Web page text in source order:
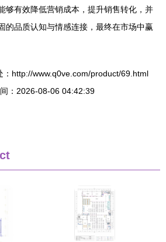
够有效降低营销成本，提升销售转化，并
的品质认知与情感连接，最终在市场中赢
：http://www.q0ve.com/product/69.html
：2026-08-06 04:42:39